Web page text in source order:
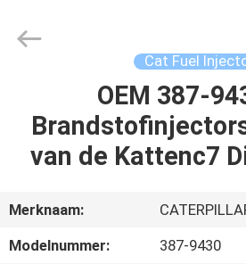
PRODUCTEN
VIDEO'S
Parts
Cat Fuel
OEM 387-
van de Kattenc7
Merknaam:
Modelnummer:
387-9430